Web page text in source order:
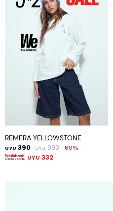
REMERA YELLOWSTONE
UYU 390 UYU 990 60
UYU 332